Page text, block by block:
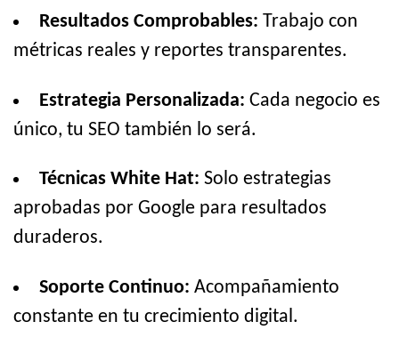
Resultados Comprobables: Trabajo con
métricas reales y reportes transparentes.
Estrategia Personalizada: Cada negocio es
único, tu SEO también lo será.
Técnicas White Hat: Solo estrategias
aprobadas por Google para resultados
duraderos.
Soporte Continuo: Acompañamiento
constante en tu crecimiento digital.